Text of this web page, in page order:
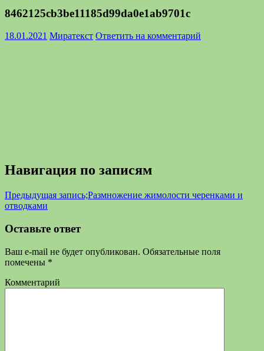
8462125cb3be11185d99da0e1ab9701c
18.01.2021 Миратекст Ответить на комментарий
Навигация по записям
Предыдущая запись;Размножение жимолости черенками и
отводками
Оставьте ответ
Ваш e-mail не будет опубликован. Обязательные поля
помечены *
Комментарий